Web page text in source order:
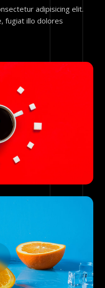
adipisicing elit.
fugiat illo dolores